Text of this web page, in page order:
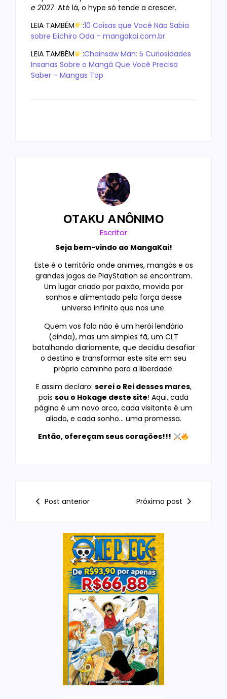
e 2027. Até lá, o hype só tende a crescer.
LEIA TAMBÉM
:10 Coisas que Você Não Sabia
sobre Eiichiro Oda – mangakai.com.br
LEIA TAMBÉM
:Chainsaw Man: 5 Curiosidades
Insanas Sobre o Mangá Que Você Precisa
Saber – Mangas Top
OTAKU ANÔNIMO
Escritor
Seja bem-vindo ao MangaKai!
Este é o território onde animes, mangás e os
grandes jogos de PlayStation se encontram.
Um lugar criado por paixão, movido por
sonhos e alimentado pela força desse
universo infinito que nos une.
Quem vos fala não é um herói lendário
(ainda), mas um simples fã, um CLT
batalhando diariamente, que decidiu desafiar
o destino e transformar este site em seu
próprio caminho para a liberdade.
E assim declaro: serei o Rei desses mares,
pois sou o Hokage deste site! Aqui, cada
página é um novo arco, cada visitante é um
aliado, e cada sonho… uma promessa.
Então, ofereçam seus corações!!!
Post anterior Próximo post